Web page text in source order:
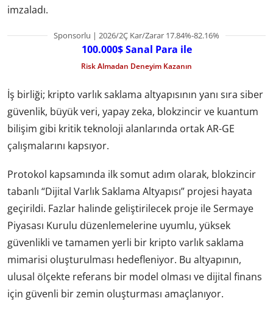
imzaladı.
Sponsorlu | 2026/2Ç Kar/Zarar 17.84%-82.16%
100.000$ Sanal Para ile
Risk Almadan Deneyim Kazanın
İş birliği; kripto varlık saklama altyapısının yanı sıra siber
güvenlik, büyük veri, yapay zeka, blokzincir ve kuantum
bilişim gibi kritik teknoloji alanlarında ortak AR-GE
çalışmalarını kapsıyor.
Protokol kapsamında ilk somut adım olarak, blokzincir
tabanlı “Dijital Varlık Saklama Altyapısı” projesi hayata
geçirildi. Fazlar halinde geliştirilecek proje ile Sermaye
Piyasası Kurulu düzenlemelerine uyumlu, yüksek
güvenlikli ve tamamen yerli bir kripto varlık saklama
mimarisi oluşturulması hedefleniyor. Bu altyapının,
ulusal ölçekte referans bir model olması ve dijital finans
için güvenli bir zemin oluşturması amaçlanıyor.